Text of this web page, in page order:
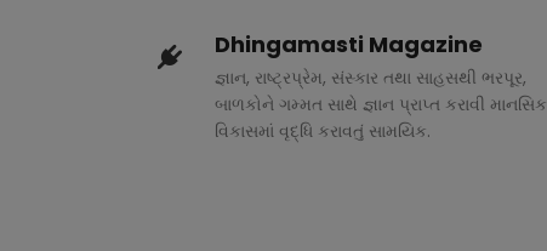
Dhingamasti Magazine
જ્ઞાન, રાષ્ટ્રપ્રેમ, સંસ્કાર તથા સાહસથી ભરપૂર,
બાળકોને ગમ્મત સાથે જ્ઞાન પ્રાપ્ત કરાવી માનસિક
વિકાસમાં વૃદ્ધિ કરાવતું સામયિક.